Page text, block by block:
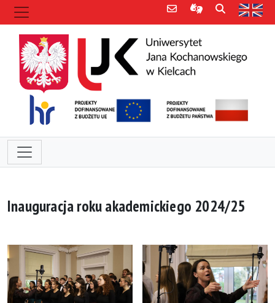
Poczta e-mailInformacje dla
Szukaj
Inauguracja roku akademickiego 2024/25